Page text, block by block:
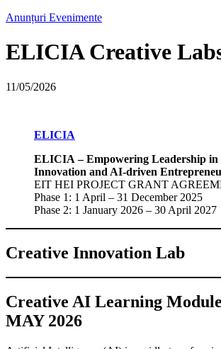
Anunțuri Evenimente
ELICIA Creative
11/05/2026
ELICIA
ELICIA – Empowering Leadership in
Innovation and AI-driven
EIT HEI PROJECT GRANT
Phase 1: 1 April – 31 December 2025
Phase 2: 1 January 2026 – 30 April 2027
Creative Innovation Lab
Creative AI Learning
MAY 2026